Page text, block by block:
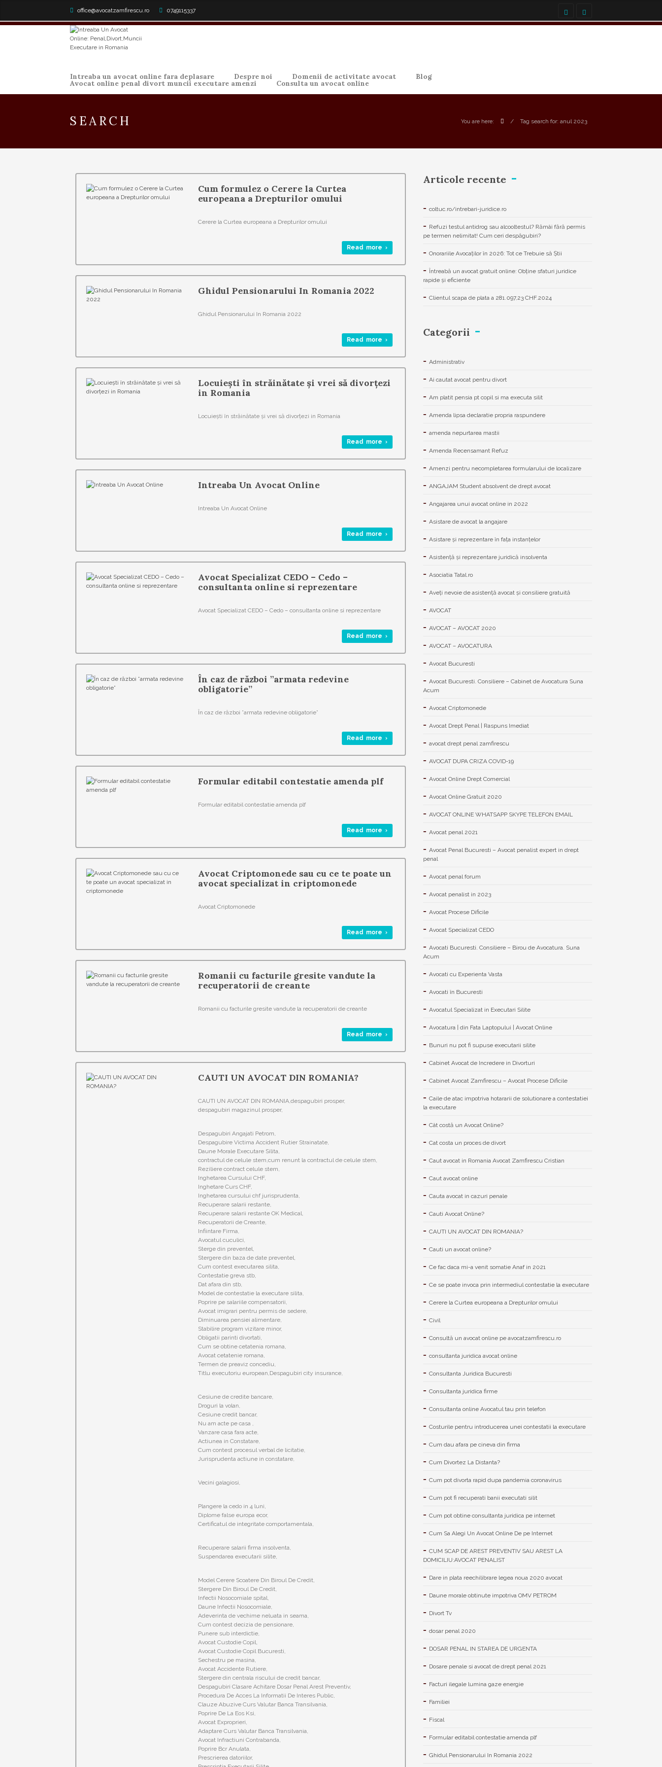
office@avocatzamfirescu.ro 0749115337
Intreaba un avocat online fara deplasare Despre noi Domenii de activitate avocat Blog
Avocat online penal divort muncii executare amenzi Consulta un avocat online
SEARCH You are here: / Tag search for: anul 2023
Cum formulez o Cerere la Curtea
europeana a Drepturilor omului
Cerere la Curtea europeana a Drepturilor omului
Read more ›
Ghidul Pensionarului In Romania 2022
Ghidul Pensionarului In Romania 2022
Read more ›
Locuiești în străinătate și vrei să divorțezi
in Romania
Locuiești în străinătate și vrei să divorțezi in Romania
Read more ›
Intreaba Un Avocat Online
Intreaba Un Avocat Online
Read more ›
Avocat Specializat CEDO – Cedo –
consultanta online si reprezentare
Avocat Specializat CEDO – Cedo – consultanta online si reprezentare
Read more ›
În caz de război ”armata redevine
obligatorie”
În caz de război ”armata redevine obligatorie”
Read more ›
Formular editabil contestatie amenda plf
Formular editabil contestatie amenda plf
Read more ›
Avocat Criptomonede sau cu ce te poate un
avocat specializat in criptomonede
Avocat Criptomonede
Read more ›
Romanii cu facturile gresite vandute la
recuperatorii de creante
Romanii cu facturile gresite vandute la recuperatorii de creante
Read more ›
CAUTI UN AVOCAT DIN ROMANIA?
CAUTI UN AVOCAT DIN ROMANIA,despagubiri prosper,
despagubiri magazinul prosper,
Despagubiri Angajati Petrom,
Despagubire Victima Accident Rutier Strainatate,
Daune Morale Executare Silita,
contractul de celule stem,cum renunt la contractul de celule stem,
Reziliere contract celule stem,
Inghetarea Cursului CHF,
Inghetare Curs CHF,
Inghetarea cursului chf jurisprudenta,
Recuperare salarii restante,
Recuperare salarii restante OK Medical,
Recuperatorii de Creante,
Infiintare Firma,
Avocatul cuculici,
Sterge din preventel,
Stergere din baza de date preventel,
Cum contest executarea silita,
Contestatie greva stb,
Dat afara din stb,
Model de contestatie la executare silita,
Poprire pe salariile compensatorii,
Avocat imigrari pentru permis de sedere,
Diminuarea pensiei alimentare,
Stabilire program vizitare minor,
Obligatii parinti divortati,
Cum se obtine cetatenia romana,
Avocat cetatenie romana,
Termen de preaviz concediu,
Titlu executoriu european,Despagubiri city insurance,
Cesiune de credite bancare,
Droguri la volan,
Cesiune credit bancar,
Nu am acte pe casa ,
Vanzare casa fara acte,
Actiunea in Constatare,
Cum contest procesul verbal de licitatie,
Jurisprudenta actiune in constatare,
Vecini galagiosi,
Plangere la cedo in 4 luni,
Diplome false europa ecor,
Certificatul de integritate comportamentala,
Recuperare salarii firma insolventa,
Suspendarea executarii silite,
Model Cerere Scoatere Din Biroul De Credit,
Stergere Din Biroul De Credit,
Infectii Nosocomiale spital,
Daune Infectii Nosocomiale,
Adeverinta de vechime neluata in seama,
Cum contest decizia de pensionare,
Punere sub interdictie,
Avocat Custodie Copil,
Avocat Custodie Copil Bucuresti,
Sechestru pe masina,
Avocat Accidente Rutiere,
Stergere din centrala riscului de credit bancar,
Despagubiri Clasare Achitare Dosar Penal Arest Preventiv,
Procedura De Acces La Informatii De Interes Public,
Clauze Abuzive Curs Valutar Banca Transilvania,
Poprire De La Eos Ksi,
Avocat Exproprieri,
Adaptare Curs Valutar Banca Transilvania,
Avocat Infractiuni Contrabanda,
Poprire Bcr Anulata,
Prescrierea datoriilor,
Articole recente
coltuc.ro/intrebari-juridice.ro
Refuzi testul antidrog sau alcooltestul? Rămâi fără permis
pe termen nelimitat! Cum ceri despăgubiri?
Onorariile Avocaților în 2026: Tot ce Trebuie să Știi
Întreabă un avocat gratuit online: Obține sfaturi juridice
rapide și eficiente
Clientul scapa de plata a 281.097,23 CHF.2024
Categorii
Administrativ
Ai cautat avocat pentru divort
Am platit pensia pt copil si ma executa silit
Amenda lipsa declaratie propria raspundere
amenda nepurtarea mastii
Amenda Recensamant Refuz
Amenzi pentru necompletarea formularului de localizare
ANGAJAM Student absolvent de drept avocat
Angajarea unui avocat online in 2022
Asistare de avocat la angajare
Asistare și reprezentare în fața instanțelor
Asistență și reprezentare juridică insolventa
Asociatia Tatal.ro
Aveţi nevoie de asistenţă avocat şi consiliere gratuită
AVOCAT
AVOCAT – AVOCAT 2020
AVOCAT – AVOCATURA
Avocat Bucuresti
Avocat Bucuresti. Consiliere – Cabinet de Avocatura Suna
Acum
Avocat Criptomonede
Avocat Drept Penal | Raspuns Imediat
avocat drept penal zamfirescu
AVOCAT DUPA CRIZA COVID-19
Avocat Online Drept Comercial
Avocat Online Gratuit 2020
AVOCAT ONLINE WHATSAPP SKYPE TELEFON EMAIL
Avocat penal 2021
Avocat Penal Bucuresti – Avocat penalist expert in drept
penal
Avocat penal forum
Avocat penalist in 2023
Avocat Procese Dificile
Avocat Specializat CEDO
Avocati Bucuresti. Consiliere – Birou de Avocatura. Suna
Acum
Avocati cu Experienta Vasta
Avocati în Bucuresti
Avocatul Specializat in Executari Silite
Avocatura | din Fata Laptopului | Avocat Online
Bunuri nu pot fi supuse executarii silite
Cabinet Avocat de Incredere in Divorturi
Cabinet Avocat Zamfirescu – Avocat Procese Dificile
Caile de atac impotriva hotararii de solutionare a contestatiei
la executare
Cât costă un Avocat Online?
Cat costa un proces de divort
Caut avocat in Romania Avocat Zamfirescu Cristian
Caut avocat online
Cauta avocat in cazuri penale
Cauti Avocat Online?
CAUTI UN AVOCAT DIN ROMANIA?
Cauti un avocat online?
Ce fac daca mi-a venit somatie Anaf in 2021
Ce se poate invoca prin intermediul contestatie la executare
Cerere la Curtea europeana a Drepturilor omului
Civil
Consultă un avocat online pe avocatzamfirescu.ro
consultanta juridica avocat online
Consultanta Juridica Bucuresti
Consultanta juridica firme
Consultanta online Avocatul tau prin telefon
Costurile pentru introducerea unei contestatii la executare
Cum dau afara pe cineva din firma
Cum Divortez La Distanta?
Cum pot divorta rapid dupa pandemia coronavirus
Cum pot fi recuperati banii executati silit
Cum pot obtine consultanta juridica pe internet
Cum Sa Alegi Un Avocat Online De pe Internet
CUM SCAP DE AREST PREVENTIV SAU AREST LA
DOMICILIU:AVOCAT PENALIST
Dare in plata reechilibrare legea noua 2020 avocat
Daune morale obtinute impotriva OMV PETROM
Divort Tv
dosar penal 2020
DOSAR PENAL IN STAREA DE URGENTA
Dosare penale si avocat de drept penal 2021
Facturi ilegale lumina gaze energie
Familiei
Fiscal
Formular editabil contestatie amenda plf
Ghidul Pensionarului In Romania 2022